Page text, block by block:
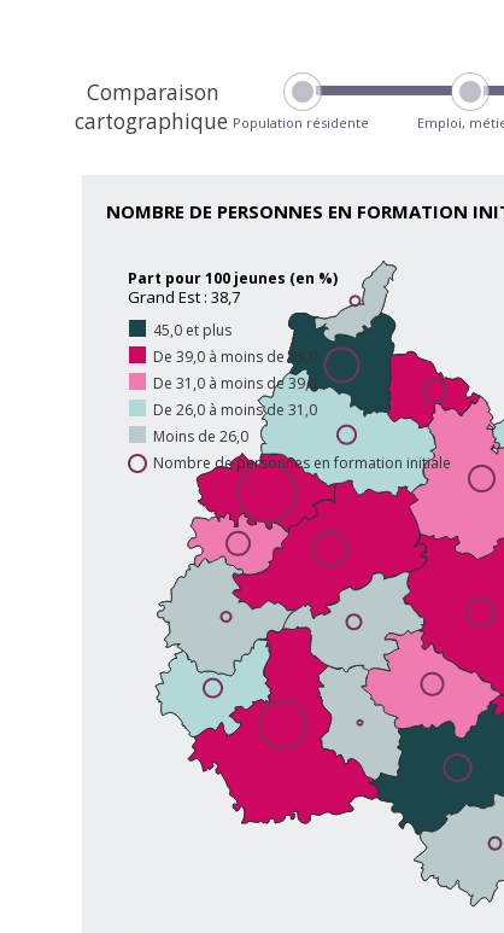
Comparaison
cartographique Population résidente Emploi,
NOMBRE DE PERSONNES EN FORMATION
45,0 et plus
De 39,0 à moins de 45,0
De 31,0 à moins de 39,0
De 26,0 à moins de 31,0
Moins de 26,0
Nombre de personnes en formation initiale
Part pour 100 jeunes (en %)
Grand Est : 38,7